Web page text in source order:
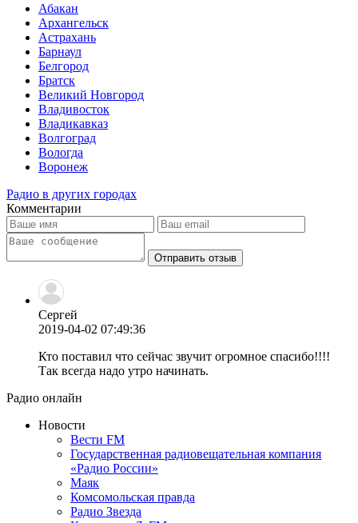
Абакан
Архангельск
Астрахань
Барнаул
Белгород
Братск
Великий Новгород
Владивосток
Владикавказ
Волгоград
Вологда
Воронеж
Радио в других городах
Комментарии
Отправить отзыв
Сергей
2019-04-02 07:49:36
Кто поставил что сейчас звучит огромное спасибо!!!!
Так всегда надо утро начинать.
Радио онлайн
Новости
Вести FM
Государственная радиовещательная компания
«Радио России»
Маяк
Комсомольская правда
Радио Звезда